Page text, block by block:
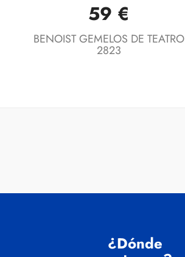
Vista rápida
59 €
BENOIST GEMELOS DE TEATRO
2823
¿Dónde